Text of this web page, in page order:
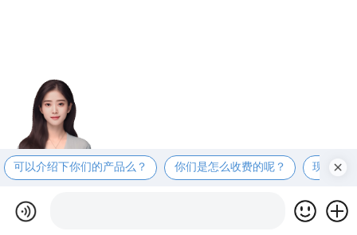
可以介绍下你们的产品么？ 你们是怎么收费的呢？ 现在有